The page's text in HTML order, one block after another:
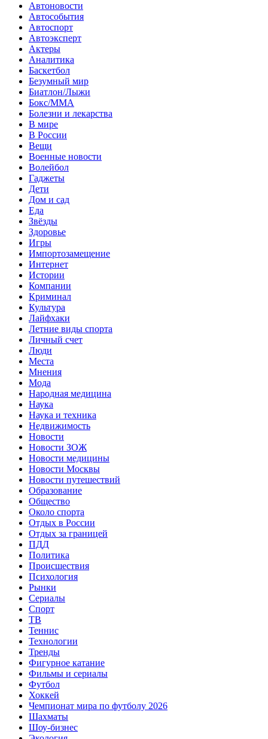
Автоновости
Автособытия
Автоспорт
Автоэксперт
Актеры
Аналитика
Баскетбол
Безумный мир
Биатлон/Лыжи
Бокс/MMA
Болезни и лекарства
В мире
В России
Вещи
Военные новости
Волейбол
Гаджеты
Дети
Дом и сад
Еда
Звёзды
Здоровье
Игры
Импортозамещение
Интернет
Истории
Компании
Криминал
Культура
Лайфхаки
Летние виды спорта
Личный счет
Люди
Места
Мнения
Мода
Народная медицина
Наука
Наука и техника
Недвижимость
Новости
Новости ЗОЖ
Новости медицины
Новости Москвы
Новости путешествий
Образование
Общество
Около спорта
Отдых в России
Отдых за границей
ПДД
Политика
Происшествия
Психология
Рынки
Сериалы
Спорт
ТВ
Теннис
Технологии
Тренды
Фигурное катание
Фильмы и сериалы
Футбол
Хоккей
Чемпионат мира по футболу 2026
Шахматы
Шоу-бизнес